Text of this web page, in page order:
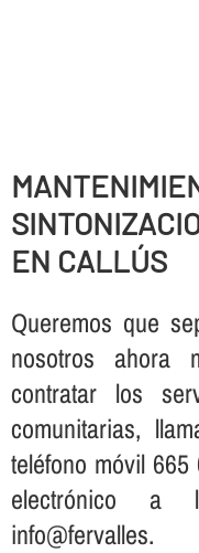
EN CALLÚS
Queremos que
nosotros
contratar los
comunitarias,
teléfono móvil
electrónico a
info@fervalles.